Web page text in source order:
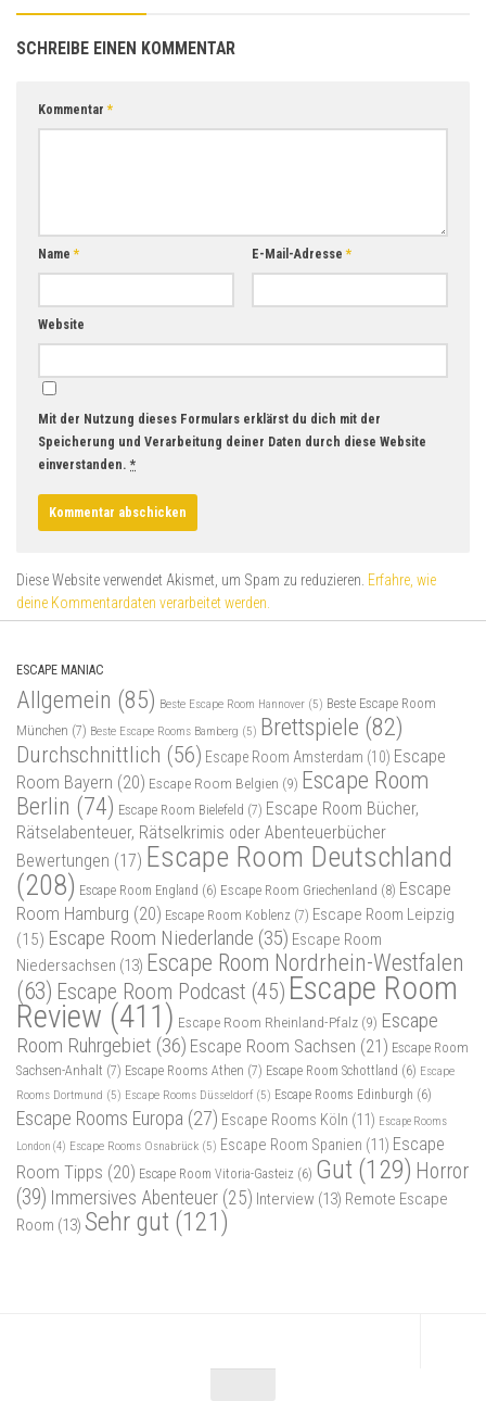
SCHREIBE EINEN KOMMENTAR
Kommentar*
Name* E-Mail-Adresse*
Website
Mit der Nutzung dieses Formulars erklärst du dich mit der
Speicherung und Verarbeitung deiner Daten durch diese Website
einverstanden. *
Diese Website verwendet Akismet, um Spam zu reduzieren. Erfahre, wie
deine Kommentardaten verarbeitet werden.
ESCAPE MANIAC
Allgemein (85) Beste Escape Room Hannover (5) Beste Escape Room
München (7) Beste Escape Rooms Bamberg (5) Brettspiele (82)
Durchschnittlich (56) Escape Room Amsterdam (10) Escape
Room Bayern (20) Escape Room Belgien (9) Escape Room
Berlin (74) Escape Room Bielefeld (7) Escape Room Bücher,
Rätselabenteuer, Rätselkrimis oder Abenteuerbücher
Bewertungen (17) Escape Room Deutschland
(208) Escape Room England (6) Escape Room Griechenland (8) Escape
Room Hamburg (20) Escape Room Koblenz (7) Escape Room Leipzig
(15) Escape Room Niederlande (35) Escape Room
Niedersachsen (13) Escape Room Nordrhein-Westfalen
(63) Escape Room Podcast (45) Escape Room
Review (411) Escape Room Rheinland-Pfalz (9) Escape
Room Ruhrgebiet (36) Escape Room Sachsen (21) Escape Room
Sachsen-Anhalt (7) Escape Rooms Athen (7) Escape Room Schottland (6) Escape
Rooms Dortmund (5) Escape Rooms Düsseldorf (5) Escape Rooms Edinburgh (6)
Escape Rooms Europa (27) Escape Rooms Köln (11) Escape Rooms
London (4) Escape Rooms Osnabrück (5) Escape Room Spanien (11) Escape
Room Tipps (20) Escape Room Vitoria-Gasteiz (6) Gut (129) Horror
(39) Immersives Abenteuer (25) Interview (13) Remote Escape
Room (13) Sehr gut (121)